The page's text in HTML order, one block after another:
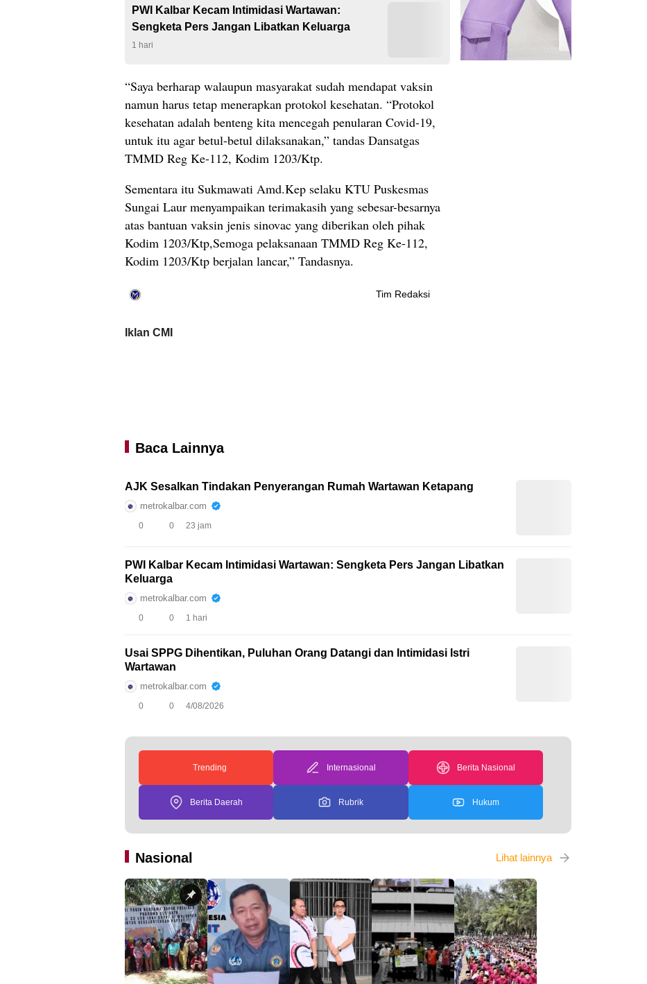
PWI Kalbar Kecam Intimidasi Wartawan:
Sengketa Pers Jangan Libatkan Keluarga
1 hari
“Saya berharap walaupun masyarakat sudah mendapat vaksin
namun harus tetap menerapkan protokol kesehatan. “Protokol
kesehatan adalah benteng kita mencegah penularan Covid-19,
untuk itu agar betul-betul dilaksanakan,” tandas Dansatgas
TMMD Reg Ke-112, Kodim 1203/Ktp.
Sementara itu Sukmawati Amd.Kep selaku KTU Puskesmas
Sungai Laur menyampaikan terimakasih yang sebesar-besarnya
atas bantuan vaksin jenis sinovac yang diberikan oleh pihak
Kodim 1203/Ktp,Semoga pelaksanaan TMMD Reg Ke-112,
Kodim 1203/Ktp berjalan lancar,” Tandasnya.
Tim Redaksi
Iklan CMI
Baca Lainnya
AJK Sesalkan Tindakan Penyerangan Rumah Wartawan Ketapang
metrokalbar.com
0 0 23 jam
PWI Kalbar Kecam Intimidasi Wartawan: Sengketa Pers Jangan Libatkan
Keluarga
metrokalbar.com
0 0 1 hari
Usai SPPG Dihentikan, Puluhan Orang Datangi dan Intimidasi Istri
Wartawan
metrokalbar.com
0 0 4/08/2026
Trending Internasional Berita Nasional
Berita Daerah Rubrik Hukum
Nasional Lihat lainnya